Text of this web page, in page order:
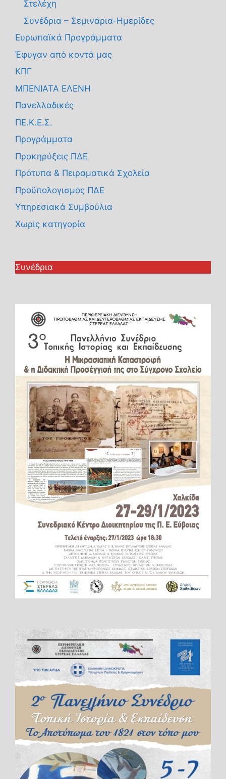
Στελέχη
Συνέδρια – Σεμινάρια-Ημερίδες
Ευρωπαϊκά Προγράμματα
Έφυγαν από κοντά μας
ΚΠΓ
ΜΠΕΝΙΑΤΑ ΕΛΕΝΗ
Πανελλαδικές
ΠΕ.Κ.Ε.Σ.
Προγράμματα
Προκηρύξεις ΠΔΕ
Πρότυπα & Πειραματικά Σχολεία
Προϋπολογισμός ΠΔΕ
Υπηρεσιακά Συμβούλια
Χωρίς κατηγορία
Συνέδρια